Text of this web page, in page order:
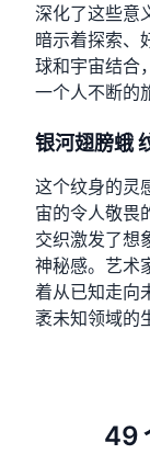
深化了这些意
暗示着探索、
球和宇宙结合
一个人不断的
银河翅膀蛾
这个纹身的灵
宙的令人敬畏
交织激发了想
神秘感。艺术
着从已知走向
袤未知领域的
49